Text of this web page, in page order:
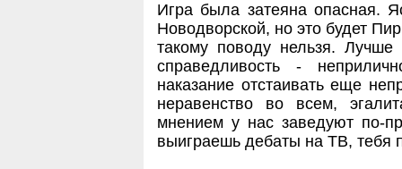
Игра была затеяна опасная.
Новодворской, но это будет
такому поводу нельзя. Лучше
справедливость -
наказание отстаивать еще
неравенство во всем,
мнением у нас заведуют по-
выиграешь дебаты на ТВ, тебя